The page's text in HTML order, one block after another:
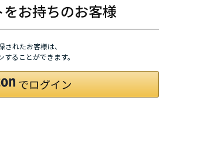
お持ちのお客様
れたお客様は、
ることができます。